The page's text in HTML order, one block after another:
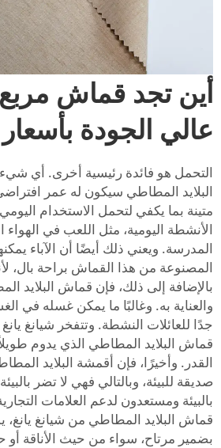
أين تجد قماش
عالي الجودة
التحمل هو فائدة رئيسية أخرى. أي
البلايد المطاطي سيكون له عمر
متينة بما يكفي لتحمل الاستخدام
الأنشطة اليومية، مثل اللعب في
المدرسة. ويعني ذلك أيضًا أن الآباء
المصنوعة من هذا القماش براحة بال،
بالإضافة إلى ذلك، فإن قماش البلايد
والعناية به. وغالبًا ما يمكن غسله في
جدًا للعائلات النشطة. وتتفخر شيانغ
قماش البلايد المطاطي الذي يدوم
القدر. وأخيرًا، فإن أقمشة البلايد
صديقة للبيئة، وبالتالي فهي لا تضر
بالبيئة ومستعدون لدعم العلامات
قماش البلايد المطاطي من شيانغ يانغ،
بضمير مرتاح، سواء من حيث الأناقة أو